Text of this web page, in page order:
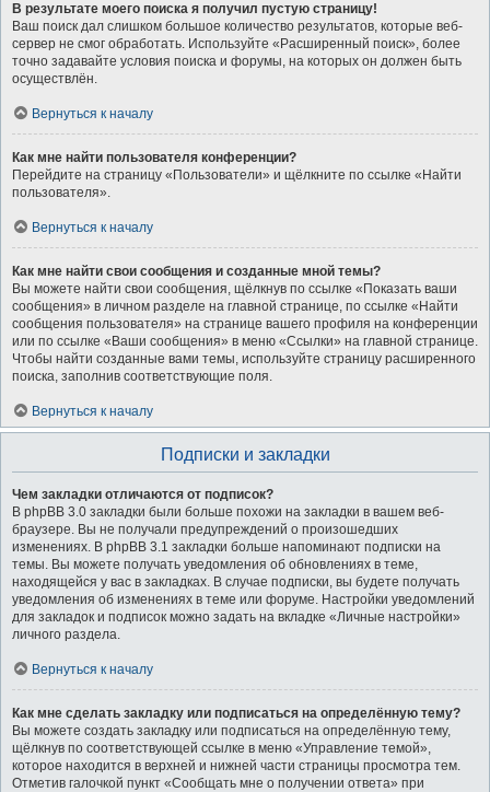
В результате моего поиска я получил пустую страницу!
Ваш поиск дал слишком большое количество результатов, которые веб-
сервер не смог обработать. Используйте «Расширенный поиск», более
точно задавайте условия поиска и форумы, на которых он должен быть
осуществлён.
Вернуться к началу
Как мне найти пользователя конференции?
Перейдите на страницу «Пользователи» и щёлкните по ссылке «Найти
пользователя».
Вернуться к началу
Как мне найти свои сообщения и созданные мной темы?
Вы можете найти свои сообщения, щёлкнув по ссылке «Показать ваши
сообщения» в личном разделе на главной странице, по ссылке «Найти
сообщения пользователя» на странице вашего профиля на конференции
или по ссылке «Ваши сообщения» в меню «Ссылки» на главной странице.
Чтобы найти созданные вами темы, используйте страницу расширенного
поиска, заполнив соответствующие поля.
Вернуться к началу
Подписки и закладки
Чем закладки отличаются от подписок?
В phpBB 3.0 закладки были больше похожи на закладки в вашем веб-
браузере. Вы не получали предупреждений о произошедших
изменениях. В phpBB 3.1 закладки больше напоминают подписки на
темы. Вы можете получать уведомления об обновлениях в теме,
находящейся у вас в закладках. В случае подписки, вы будете получать
уведомления об изменениях в теме или форуме. Настройки уведомлений
для закладок и подписок можно задать на вкладке «Личные настройки»
личного раздела.
Вернуться к началу
Как мне сделать закладку или подписаться на определённую тему?
Вы можете создать закладку или подписаться на определённую тему,
щёлкнув по соответствующей ссылке в меню «Управление темой»,
которое находится в верхней и нижней части страницы просмотра тем.
Отметив галочкой пункт «Сообщать мне о получении ответа» при